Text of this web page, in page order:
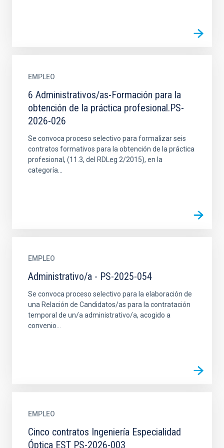
EMPLEO
6 Administrativos/as-Formación para la
obtención de la práctica profesional.PS-
2026-026
Se convoca proceso selectivo para formalizar seis
contratos formativos para la obtención de la práctica
profesional, (11.3, del RDLeg 2/2015), en la
categoría...
EMPLEO
Administrativo/a - PS-2025-054
Se convoca proceso selectivo para la elaboración de
una Relación de Candidatos/as para la contratación
temporal de un/a administrativo/a, acogido a
convenio...
EMPLEO
Cinco contratos Ingeniería Especialidad
Óptica EST PS-2026-003